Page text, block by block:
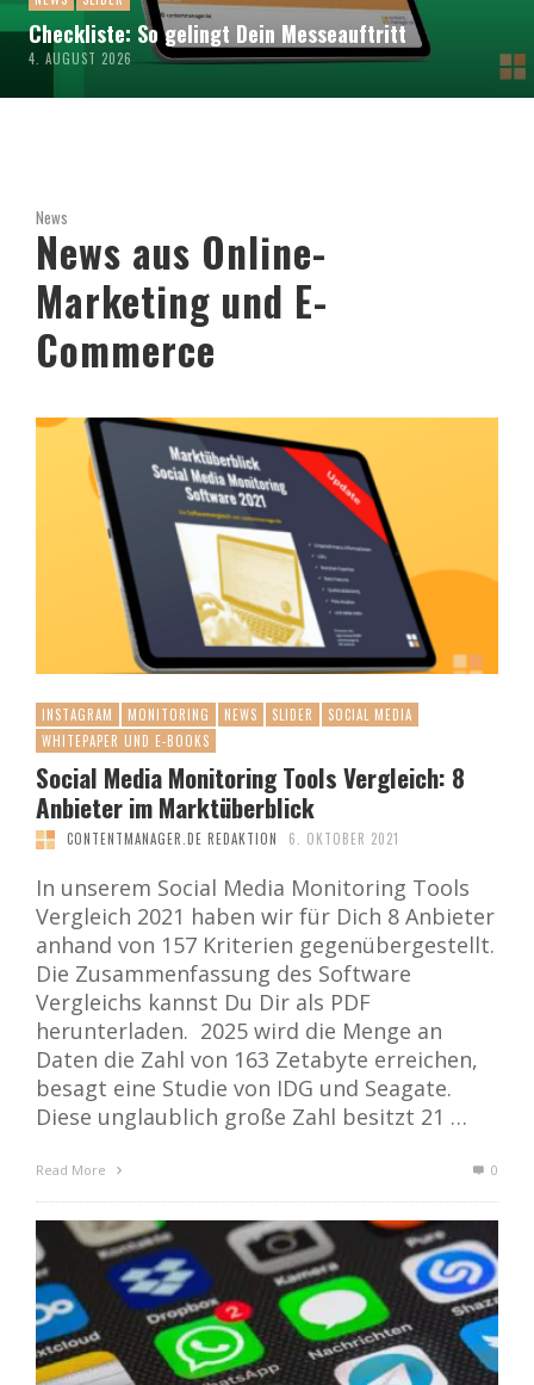
Checkliste: So gelingt Dein Messeauftritt
4. AUGUST 2026
News
News aus Online-
Marketing und E-
Commerce
INSTAGRAM MONITORING NEWS SLIDER
SOCIAL MEDIA
WHITEPAPER UND E-BOOKS
Social Media Monitoring Tools Vergleich: 8
Anbieter im Marktüberblick
CONTENTMANAGER.DE REDAKTION 6. OKTOBER 2021
In unserem Social Media Monitoring Tools
Vergleich 2021 haben wir für Dich 8 Anbieter
anhand von 157 Kriterien gegenübergestellt.
Die Zusammenfassung des Software
Vergleichs kannst Du Dir als PDF
herunterladen. 2025 wird die Menge an
Daten die Zahl von 163 Zetabyte erreichen,
besagt eine Studie von IDG und Seagate.
Diese unglaublich große Zahl besitzt 21 …
Read More 0